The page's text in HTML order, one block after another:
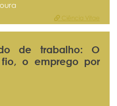
Ciência Vitae
de trabalho: O
o emprego por